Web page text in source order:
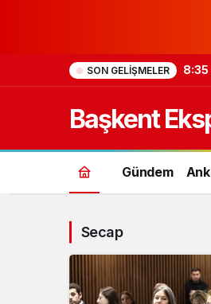
SON GELIŞMELER 8:35
Başkent
Gündem
Secap